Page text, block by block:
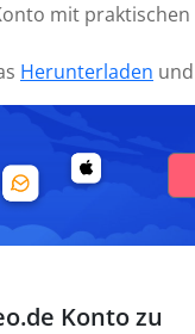
mit
Herunterladen
Konto zu